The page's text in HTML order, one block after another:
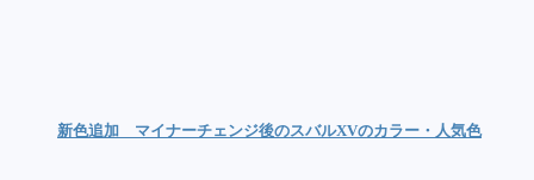
新色追加 マイナーチェンジ後のスバルXVのカラー・人気色